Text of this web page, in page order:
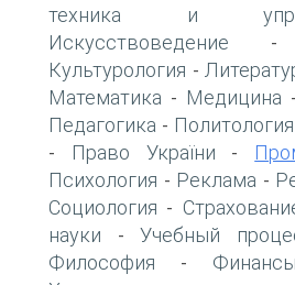
техника и
Искусствоведение
Культурология -
Математика - Медицина -
Педагогика - Политология
- Право України -
Психология - Реклама -
Социология -
науки - Учебный
Философия - Финансы